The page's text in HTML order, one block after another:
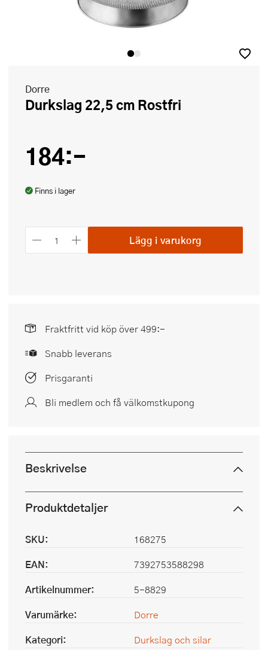
Dorre
Durkslag 22,5 cm Rostfri
184:-
Finns i lager
Lägg i varukorg
Fraktfritt vid köp över 499:-
Snabb leverans
Prisgaranti
Bli medlem och få välkomstkupong
Beskrivelse
Produktdetaljer
SKU:
168275
EAN:
7392753588298
Artikelnummer:
5-8829
Varumärke:
Dorre
Kategori:
Durkslag och silar